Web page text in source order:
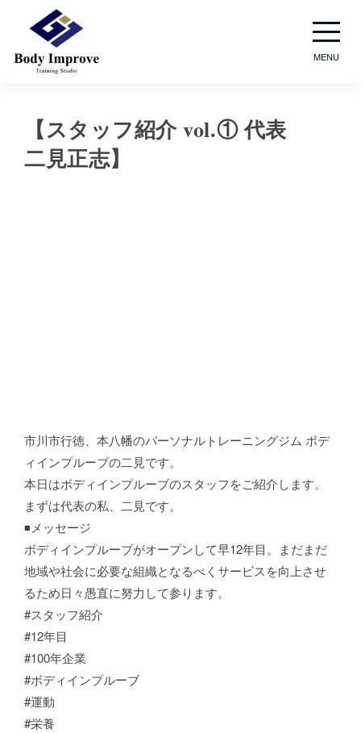
MENU
【スタッフ紹介 vol.① 代表
二見正志】
市川市行徳、本八幡のパーソナルトレーニングジム ボデ
ィインプルーブの二見です。
本日はボディインプルーブのスタッフをご紹介します。
まずは代表の私、二見です。
◾️メッセージ
ボディインプルーブがオープンして早12年目。まだまだ
地域や社会に必要な組織となるべくサービスを向上させ
るため日々愚直に努力して参ります。
#スタッフ紹介
#12年目
#100年企業
#ボディインプルーブ
#運動
#栄養